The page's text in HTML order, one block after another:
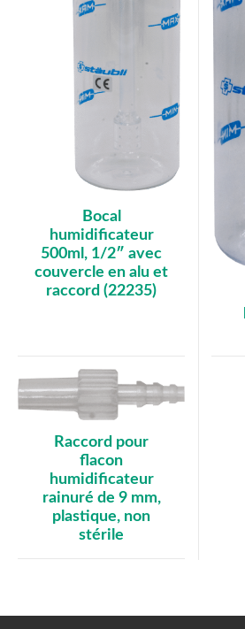
Bocal
humidificateur
500ml, 1/2″ avec
couvercle en alu et
raccord (22235)
Raccord pour
flacon
humidificateur
rainuré de 9 mm,
plastique, non
stérile